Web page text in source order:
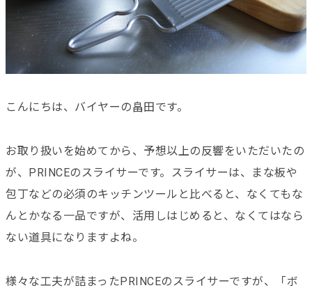
こんにちは、バイヤーの畠田です。
お取り扱いを始めてから、予想以上の反響をいただいたの
が、PRINCEのスライサーです。スライサーは、まな板や
包丁などの必須のキッチンツールと比べると、なくてもな
んとかなる一品ですが、活用しはじめると、なくてはなら
ない道具になりますよね。
様々な工夫が詰まったPRINCEのスライサーですが、「ボ